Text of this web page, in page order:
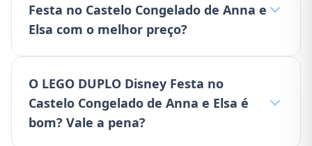
Festa no Castelo Congelado de Anna e
Elsa com o melhor preço?
O LEGO DUPLO Disney Festa no
Castelo Congelado de Anna e Elsa é
bom? Vale a pena?